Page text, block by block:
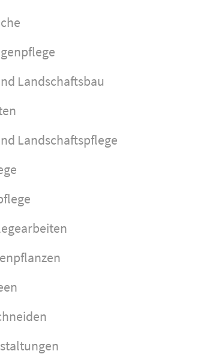
Landschaftsbau
Landschaftspflege